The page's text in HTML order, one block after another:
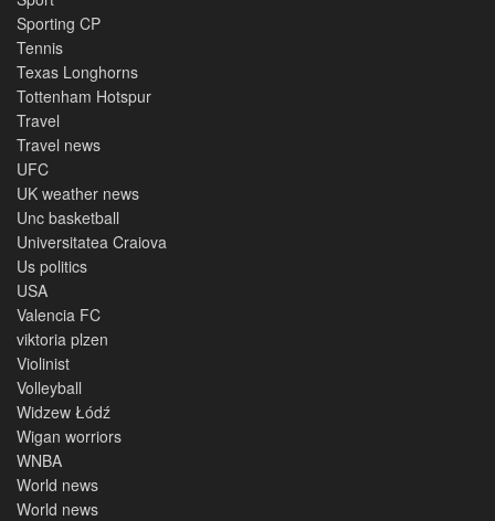
Sporting CP
Tennis
Texas Longhorns
Tottenham Hotspur
Travel
Travel news
UFC
UK weather news
Unc basketball
Universitatea Craiova
Us politics
USA
Valencia FC
viktoria plzen
Violinist
Volleyball
Widzew Łódź
Wigan worriors
WNBA
World news
World news